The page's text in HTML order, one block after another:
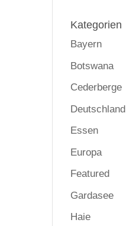
Kategorien
Bayern
Botswana
Cederberge
Deutschland
Essen
Europa
Featured
Gardasee
Haie